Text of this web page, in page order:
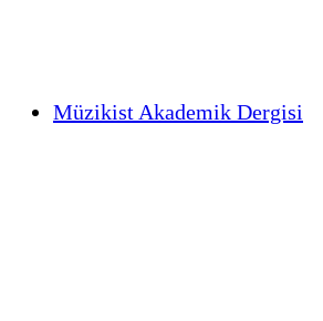
Müzikist Akademik Dergisi